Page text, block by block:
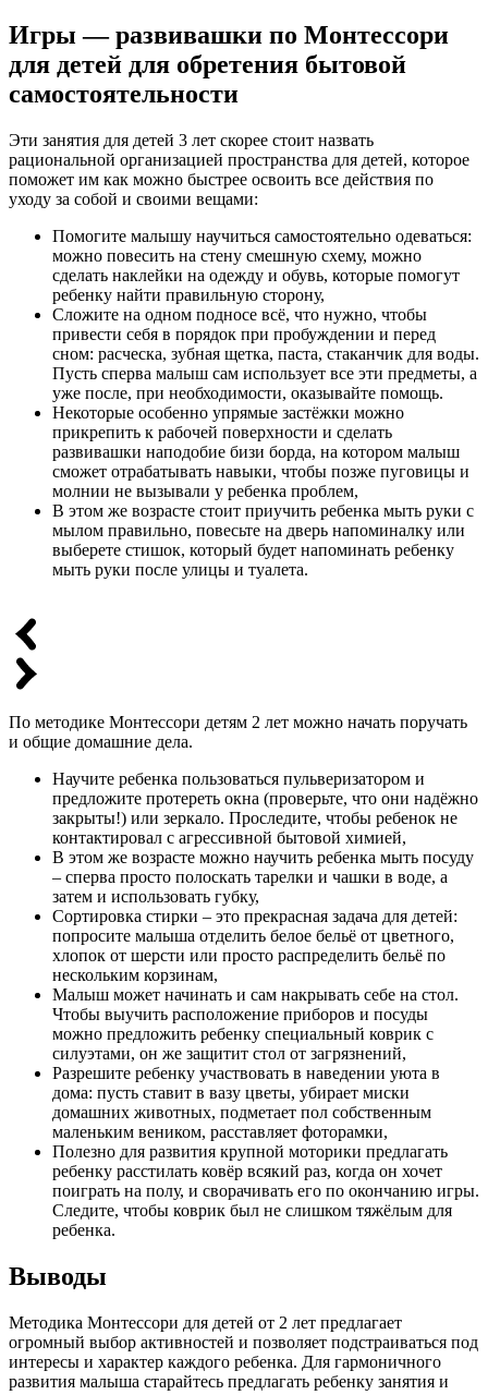
Игры — развивашки по Монтессори
для детей для обретения бытовой
самостоятельности
Эти занятия для детей 3 лет скорее стоит назвать
рациональной организацией пространства для детей, которое
поможет им как можно быстрее освоить все действия по
уходу за собой и своими вещами:
Помогите малышу научиться самостоятельно одеваться:
можно повесить на стену смешную схему, можно
сделать наклейки на одежду и обувь, которые помогут
ребенку найти правильную сторону,
Сложите на одном подносе всё, что нужно, чтобы
привести себя в порядок при пробуждении и перед
сном: расческа, зубная щетка, паста, стаканчик для воды.
Пусть сперва малыш сам использует все эти предметы, а
уже после, при необходимости, оказывайте помощь.
Некоторые особенно упрямые застёжки можно
прикрепить к рабочей поверхности и сделать
развивашки наподобие бизи борда, на котором малыш
сможет отрабатывать навыки, чтобы позже пуговицы и
молнии не вызывали у ребенка проблем,
В этом же возрасте стоит приучить ребенка мыть руки с
мылом правильно, повесьте на дверь напоминалку или
выберете стишок, который будет напоминать ребенку
мыть руки после улицы и туалета.
По методике Монтессори детям 2 лет можно начать поручать
и общие домашние дела.
Научите ребенка пользоваться пульверизатором и
предложите протереть окна (проверьте, что они надёжно
закрыты!) или зеркало. Проследите, чтобы ребенок не
контактировал с агрессивной бытовой химией,
В этом же возрасте можно научить ребенка мыть посуду
– сперва просто полоскать тарелки и чашки в воде, а
затем и использовать губку,
Сортировка стирки – это прекрасная задача для детей:
попросите малыша отделить белое бельё от цветного,
хлопок от шерсти или просто распределить бельё по
нескольким корзинам,
Малыш может начинать и сам накрывать себе на стол.
Чтобы выучить расположение приборов и посуды
можно предложить ребенку специальный коврик с
силуэтами, он же защитит стол от загрязнений,
Разрешите ребенку участвовать в наведении уюта в
дома: пусть ставит в вазу цветы, убирает миски
домашних животных, подметает пол собственным
маленьким веником, расставляет фоторамки,
Полезно для развития крупной моторики предлагать
ребенку расстилать ковёр всякий раз, когда он хочет
поиграть на полу, и сворачивать его по окончанию игры.
Следите, чтобы коврик был не слишком тяжёлым для
ребенка.
Выводы
Методика Монтессори для детей от 2 лет предлагает
огромный выбор активностей и позволяет подстраиваться под
интересы и характер каждого ребенка. Для гармоничного
развития малыша старайтесь предлагать ребенку занятия и